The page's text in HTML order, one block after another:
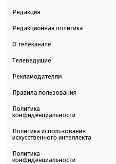
Редакция
Редакционная политика
О телеканале
Телеведущие
Рекламодателям
Правила пользования
Политика
конфиденциальности
Политика использования
искусственного интеллекта
Политика
конфиденциальности